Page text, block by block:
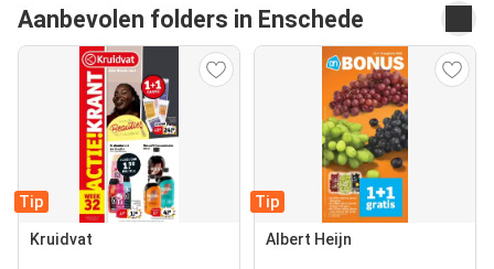
Aanbevolen folders in Enschede
Tip
Kruidvat
Tip
Albert Heijn